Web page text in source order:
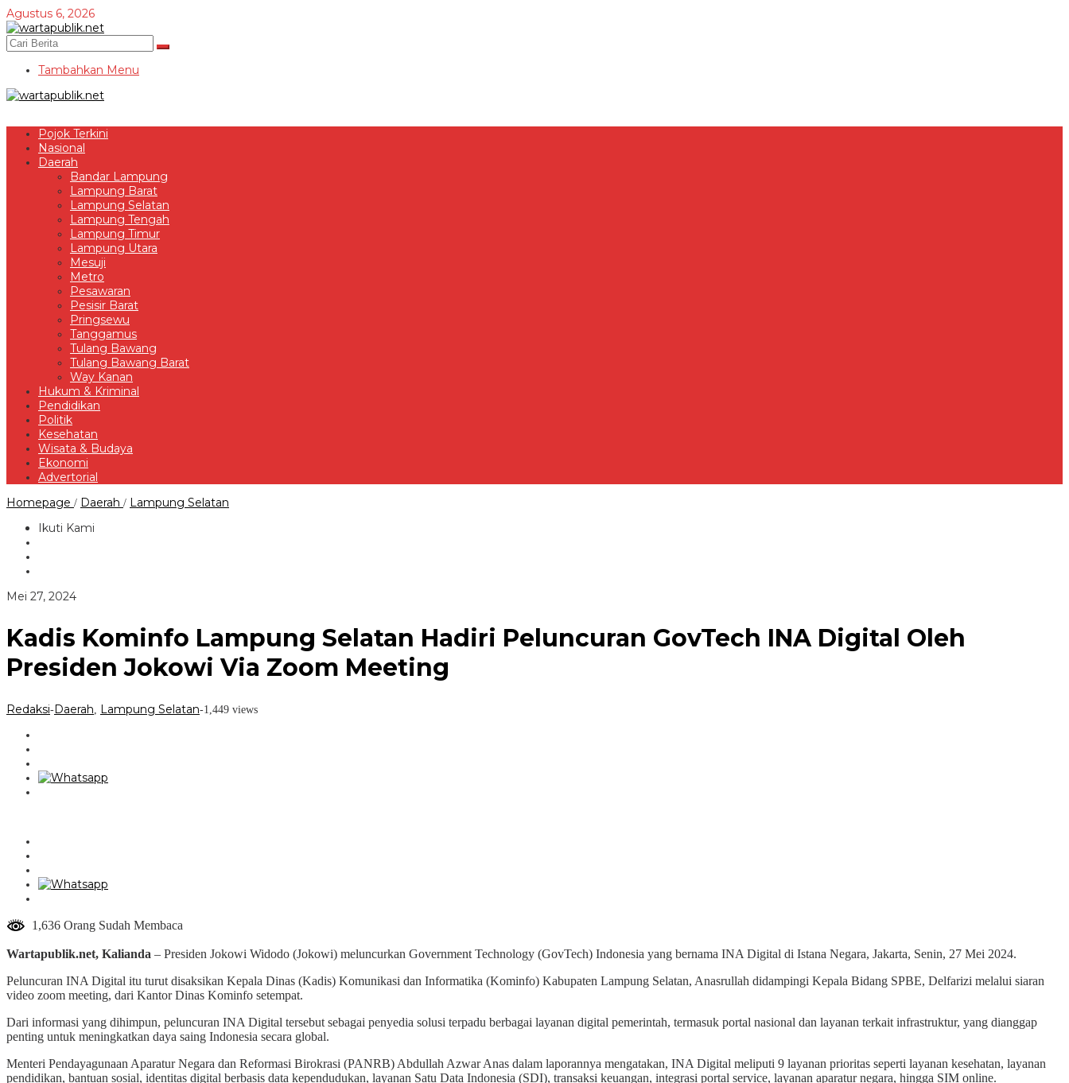
Lewati
ke
konten
Agustus 6, 2026
Tambahkan Menu
Pojok Terkini
Nasional
Daerah
Bandar Lampung
Lampung Barat
Lampung Selatan
Lampung Tengah
Lampung Timur
Lampung Utara
Mesuji
Metro
Pesawaran
Pesisir Barat
Pringsewu
Tanggamus
Tulang Bawang
Tulang Bawang Barat
Way Kanan
Hukum & Kriminal
Pendidikan
Politik
Kesehatan
Wisata & Budaya
Ekonomi
Advertorial
Homepage / Daerah / Lampung Selatan
Jokowi
Zoom
Meeting
Ikuti Kami
Mei 27, 2024oleh
Kadis Kominfo Lampung Selatan Hadiri Peluncuran GovTech INA Digital Oleh
Presiden Jokowi Via Zoom Meeting
Redaksi-Daerah Lampung Selatan-1,449 views
1,636 Orang Sudah Membaca
Wartapublik.net, Kalianda – Presiden Jokowi Widodo (Jokowi) meluncurkan Government Technology (GovTech) Indonesia yang bernama INA Digital di Istana Negara, Jakarta, Senin, 27 Mei 2024.
Peluncuran INA Digital itu turut disaksikan Kepala Dinas (Kadis) Komunikasi dan Informatika (Kominfo) Kabupaten Lampung Selatan, Anasrullah didampingi Kepala Bidang SPBE, Delfarizi melalui siaran
video zoom meeting, dari Kantor Dinas Kominfo setempat.
Dari informasi yang dihimpun, peluncuran INA Digital tersebut sebagai penyedia solusi terpadu berbagai layanan digital pemerintah, termasuk portal nasional dan layanan terkait infrastruktur, yang dianggap
penting untuk meningkatkan daya saing Indonesia secara global.
Menteri Pendayagunaan Aparatur Negara dan Reformasi Birokrasi (PANRB) Abdullah Azwar Anas dalam laporannya mengatakan, INA Digital meliputi 9 layanan prioritas seperti layanan kesehatan, layanan
pendidikan, bantuan sosial, identitas digital berbasis data kependudukan, layanan Satu Data Indonesia (SDI), transaksi keuangan, integrasi portal service, layanan aparatur negara, hingga SIM online.